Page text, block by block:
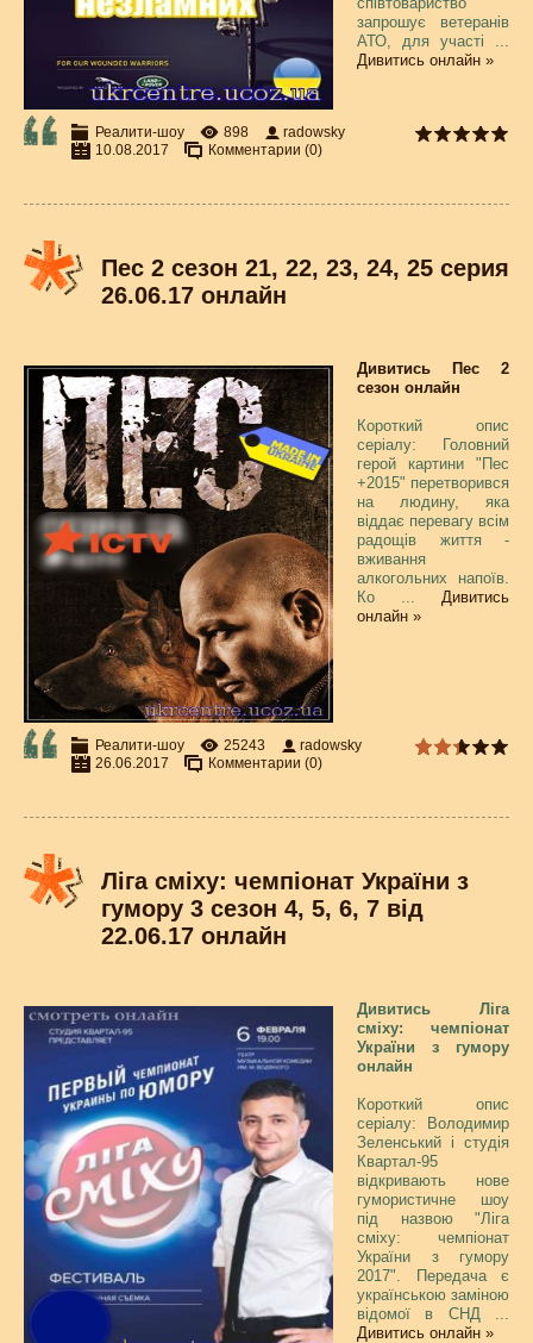
запрошує ветеранів
АТО, для участі ...
Дивитись онлайн »
Реалити-шоу 898
radowsky
10.08.2017
Комментарии (0)
Пес 2 сезон 21, 22, 23, 24, 25 серия
26.06.17 онлайн
Дивитись Пес 2
сезон онлайн
Короткий опис
серіалу: Головний
герой картини "Пес
+2015" перетворився
на людину, яка
віддає перевагу всім
радощів життя -
вживання
алкогольних напоїв.
Ко ... Дивитись
онлайн »
Реалити-шоу 25243
radowsky
26.06.2017
Комментарии (0)
Ліга сміху: чемпіонат України з
гумору 3 сезон 4, 5, 6, 7 від
22.06.17 онлайн
Дивитись Ліга
сміху: чемпіонат
України з гумору
онлайн
Короткий опис
серіалу: Володимир
Зеленський і студія
Квартал-95
відкривають нове
гумористичне шоу
під назвою "Ліга
сміху: чемпіонат
України з гумору
2017". Передача є
українською заміною
відомої в СНД ...
Дивитись онлайн »